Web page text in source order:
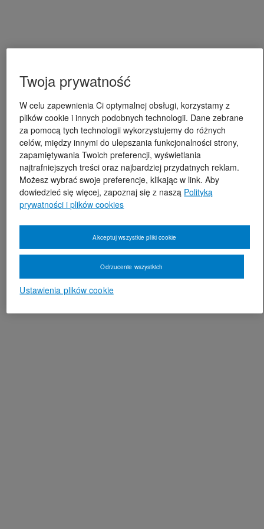
Twoja prywatność
W celu zapewnienia Ci optymalnej obsługi, korzystamy z
plików cookie i innych podobnych technologii. Dane zebrane
za pomocą tych technologii wykorzystujemy do różnych
celów, między innymi do ulepszania funkcjonalności strony,
zapamiętywania Twoich preferencji, wyświetlania
najtrafniejszych treści oraz najbardziej przydatnych reklam.
Możesz wybrać swoje preferencje, klikając w link. Aby
dowiedzieć się więcej, zapoznaj się z naszą Polityką
prywatności i plików cookies
Ustawienia plików cookie
Odrzucenie wszystkich
Akceptuj wszystkie pliki cookie